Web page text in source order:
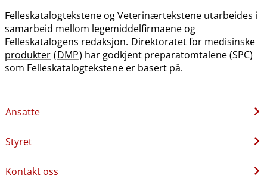
Felleskatalogtekstene og Veterinærtekstene utarbeides i
samarbeid mellom legemiddelfirmaene og
Felleskatalogens redaksjon. Direktoratet for medisinske
produkter (DMP) har godkjent preparatomtalene (SPC)
som Felleskatalogtekstene er basert på.
Ansatte
Styret
Kontakt oss